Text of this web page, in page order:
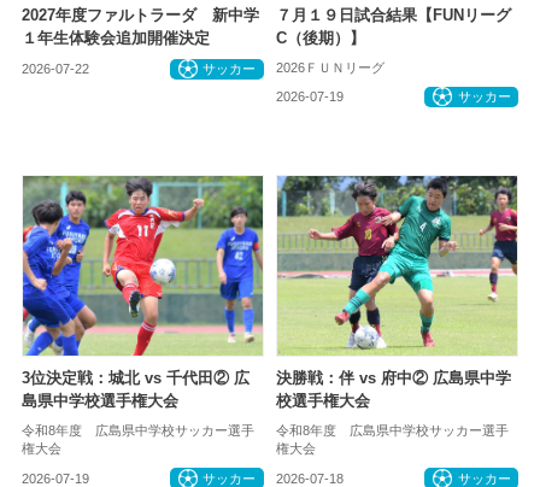
2027年度ファルトラーダ 新中学
１年生体験会追加開催決定
2026-07-22 サッカー
７月１９日試合結果【FUNリーグ
C（後期）】
2026ＦＵＮリーグ
2026-07-19 サッカー
3位決定戦：城北 vs 千代田② 広
島県中学校選手権大会
令和8年度 広島県中学校サッカー選手
権大会
2026-07-19 サッカー
決勝戦：伴 vs 府中② 広島県中学
校選手権大会
令和8年度 広島県中学校サッカー選手
権大会
2026-07-18 サッカー